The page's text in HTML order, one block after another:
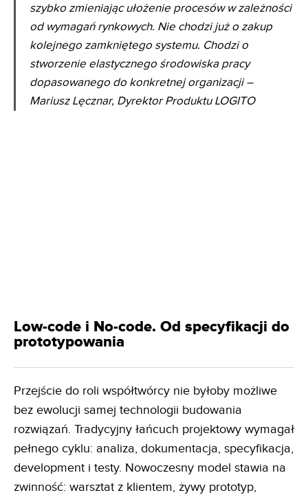
szybko zmieniając ułożenie procesów w zależności
od wymagań rynkowych. Nie chodzi już o zakup
kolejnego zamkniętego systemu. Chodzi o
stworzenie elastycznego środowiska pracy
dopasowanego do konkretnej organizacji –
Mariusz Lęcznar, Dyrektor Produktu LOGITO
Low-code i No-code. Od specyfikacji do
prototypowania
Przejście do roli współtwórcy nie byłoby możliwe
bez ewolucji samej technologii budowania
rozwiązań. Tradycyjny łańcuch projektowy wymagał
pełnego cyklu: analiza, dokumentacja, specyfikacja,
development i testy. Nowoczesny model stawia na
zwinność: warsztat z klientem, żywy prototyp,